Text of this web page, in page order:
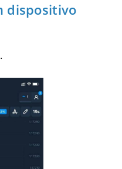
dispositivo